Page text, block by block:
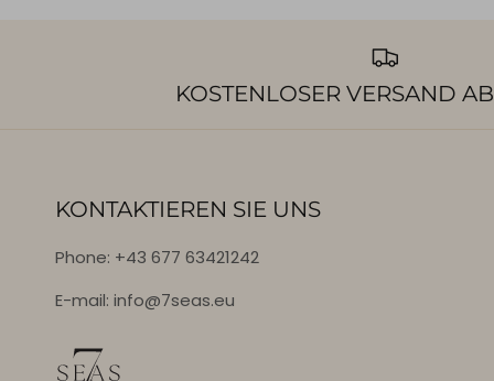
KOSTENLOSER VERSAND
KONTAKTIEREN SIE UNS
Phone: +43 677 63421242
E-mail: info@7seas.eu